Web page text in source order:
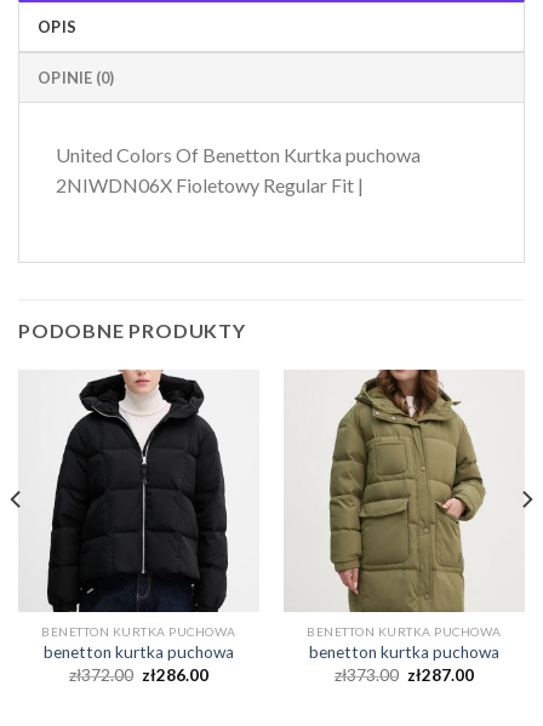
OPIS
OPINIE (0)
United Colors Of Benetton Kurtka puchowa
2NIWDN06X Fioletowy Regular Fit |
PODOBNE PRODUKTY
BENETTON KURTKA PUCHOWA
benetton kurtka puchowa
zł372.00 zł286.00
BENETTON KURTKA PUCHOWA
benetton kurtka puchowa
zł373.00 zł287.00